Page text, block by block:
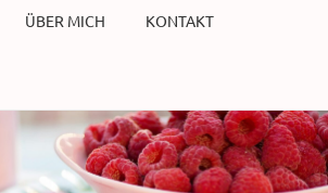
ÜBER MICH KONTAKT